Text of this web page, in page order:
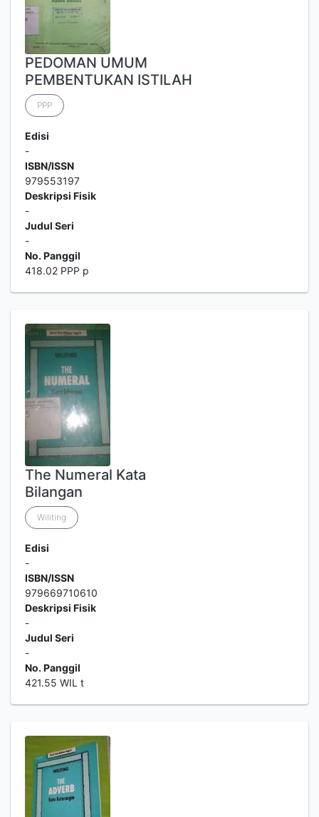
PEDOMAN UMUM
PEMBENTUKAN ISTILAH
PPP
Edisi
-
ISBN/ISSN
979553197
Deskripsi Fisik
-
Judul Seri
-
No. Panggil
418.02 PPP p
The Numeral Kata
Bilangan
Wiliting
Edisi
-
ISBN/ISSN
979669710610
Deskripsi Fisik
-
Judul Seri
-
No. Panggil
421.55 WIL t